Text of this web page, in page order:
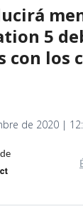
5
con los
de 2020 |